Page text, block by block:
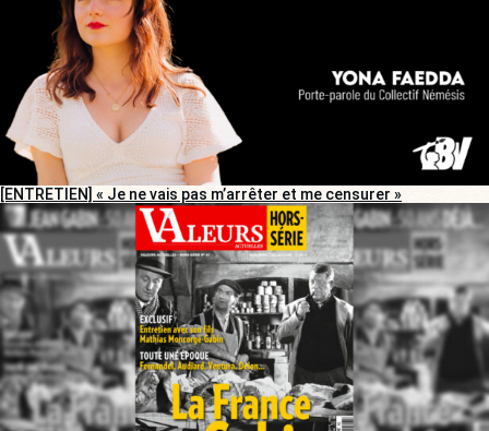
[ENTRETIEN] « Je ne vais pas m’arrêter et me censurer »